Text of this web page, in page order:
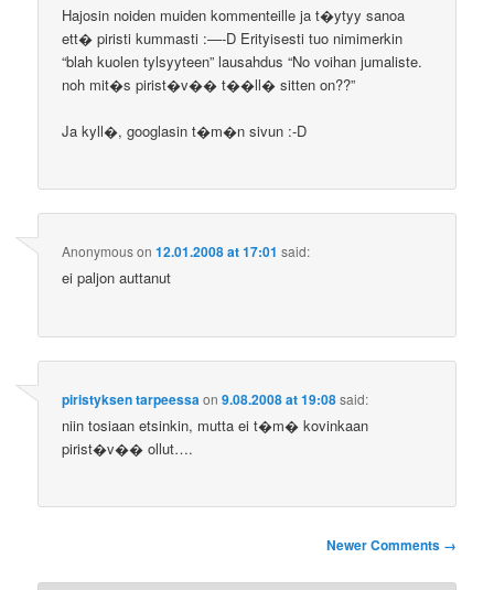
Hajosin noiden muiden kommenteille ja t�ytyy sanoa
ett� piristi kummasti :—-D Erityisesti tuo nimimerkin
“blah kuolen tylsyyteen” lausahdus “No voihan jumaliste.
noh mit�s pirist�v�� t��ll� sitten on??”
Ja kyll�, googlasin t�m�n sivun :-D
Anonymouson12.01.2008 at 17:01 said:
ei paljon auttanut
piristyksen tarpeessaon9.08.2008 at 19:08said:
niin tosiaan etsinkin, mutta ei t�m� kovinkaan
pirist�v�� ollut….
Newer Comments →